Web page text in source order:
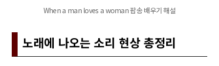
When a man loves a woman 팝송 배우기 해설
노래에 나오는 소리 현상 총정리